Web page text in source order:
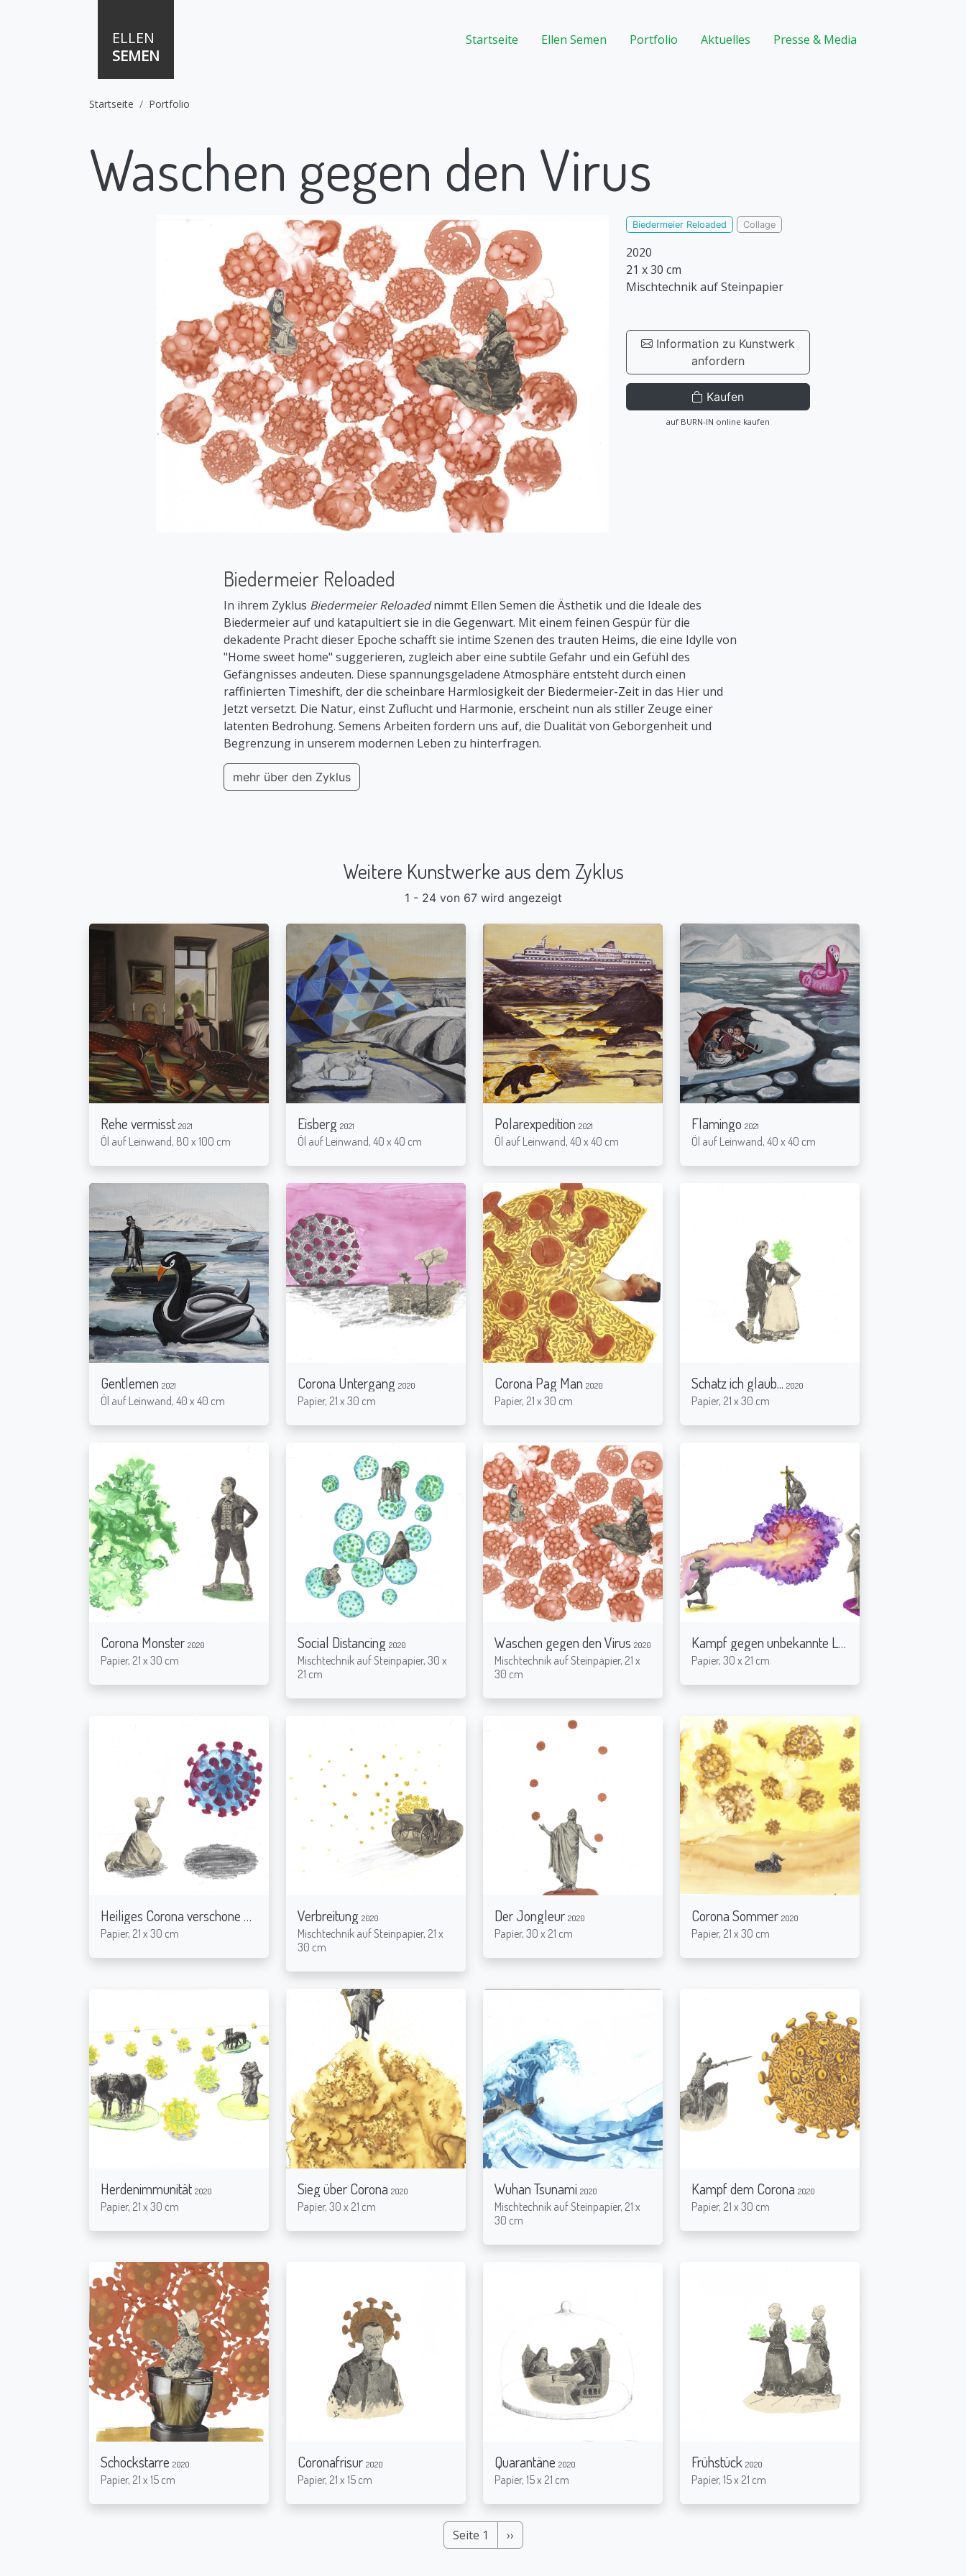
ELLEN
SEMEN
Hauptnavigation
Startseite Ellen Semen Portfolio Aktuelles Presse & Media
Startseite Portfolio
Waschen gegen den Virus
Biedermeier Reloaded Collage
2020
21 x 30 cm
Mischtechnik auf Steinpapier
Information zu Kunstwerk
anfordern
Kaufen
auf BURN-IN online kaufen
Biedermeier Reloaded
In ihrem Zyklus Biedermeier Reloadednimmt Ellen Semen die Ästhetik und die Ideale des
Biedermeier auf und katapultiert sie in die Gegenwart. Mit einem feinen Gespür für die
dekadente Pracht dieser Epoche schafft sie intime Szenen des trauten Heims, die eine Idylle von
"Home sweet home" suggerieren, zugleich aber eine subtile Gefahr und ein Gefühl des
Gefängnisses andeuten. Diese spannungsgeladene Atmosphäre entsteht durch einen
raffinierten Timeshift, der die scheinbare Harmlosigkeit der Biedermeier-Zeit in das Hier und
Jetzt versetzt. Die Natur, einst Zuflucht und Harmonie, erscheint nun als stiller Zeuge einer
latenten Bedrohung. Semens Arbeiten fordern uns auf, die Dualität von Geborgenheit und
Begrenzung in unserem modernen Leben zu hinterfragen.
mehr über den Zyklus
Weitere Kunstwerke aus dem Zyklus
1 - 24 von 67 wird angezeigt
Rehe vermisst 2021
Öl auf Leinwand, 80 x 100 cm
Eisberg 2021
Öl auf Leinwand, 40 x 40 cm
Polarexpedition 2021
Öl auf Leinwand, 40 x 40 cm
Flamingo 2021
Öl auf Leinwand, 40 x 40 cm
Gentlemen 2021
Öl auf Leinwand, 40 x 40 cm
Corona Untergang 2020
Papier, 21 x 30 cm
Corona Pag Man 2020
Papier, 21 x 30 cm
Schatz ich glaub... 2020
Papier, 21 x 30 cm
Corona Monster 2020
Papier, 21 x 30 cm
Social Distancing 2020
Mischtechnik auf Steinpapier, 30 x
21 cm
Waschen gegen den Virus 2020
Mischtechnik auf Steinpapier, 21 x
30 cm
Kampf gegen unbekannte Lebensform
Papier, 30 x 21 cm
Heiliges Corona verschone uns
Papier, 21 x 30 cm
Verbreitung 2020
Mischtechnik auf Steinpapier, 21 x
30 cm
Der Jongleur 2020
Papier, 30 x 21 cm
Corona Sommer 2020
Papier, 21 x 30 cm
Herdenimmunität 2020
Papier, 21 x 30 cm
Sieg über Corona 2020
Papier, 30 x 21 cm
Wuhan Tsunami 2020
Mischtechnik auf Steinpapier, 21 x
30 cm
Kampf dem Corona 2020
Papier, 21 x 30 cm
Schockstarre 2020
Papier, 21 x 15 cm
Coronafrisur 2020
Papier, 21 x 15 cm
Quarantäne 2020
Papier, 15 x 21 cm
Frühstück 2020
Papier, 15 x 21 cm
Seitennummerierung
Seite 1 Nächste Seite
››